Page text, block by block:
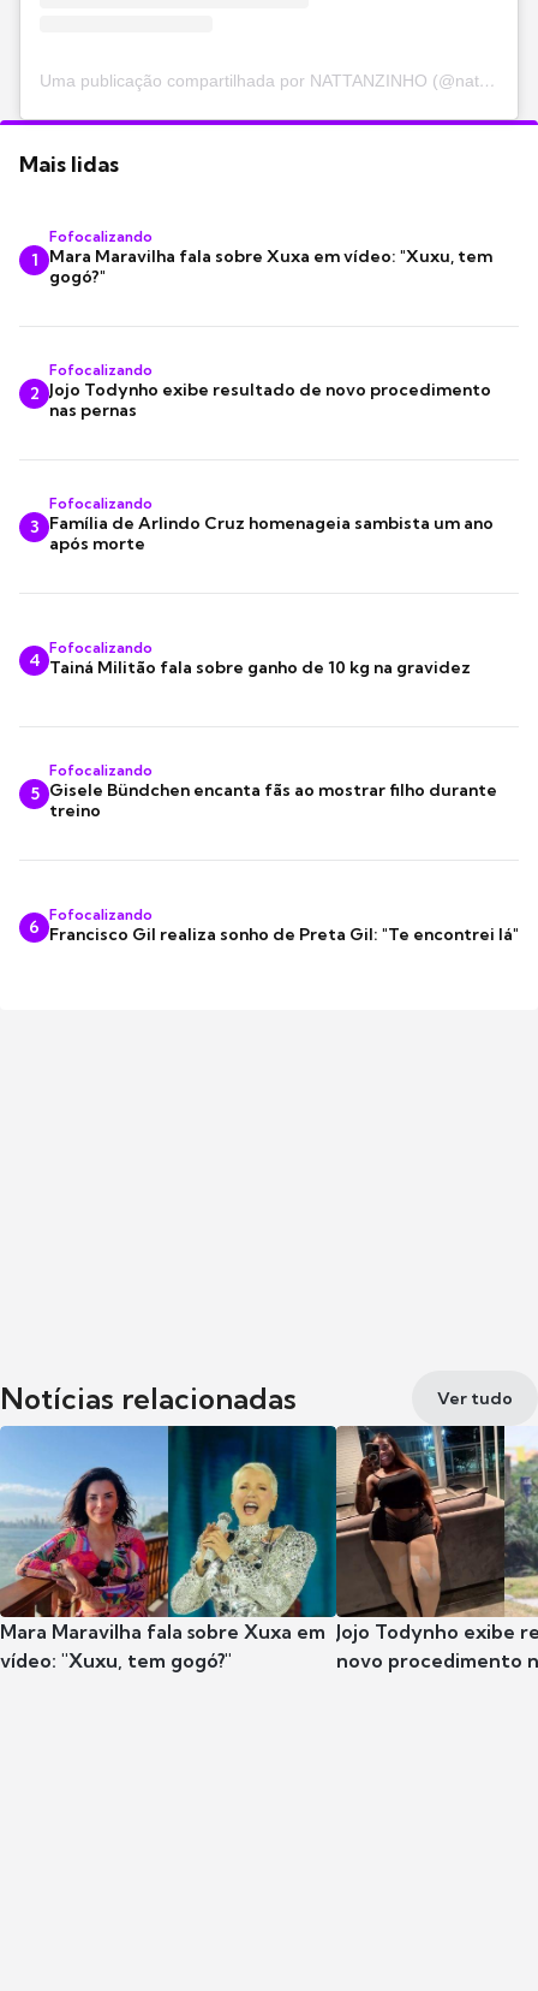
Uma publicação compartilhada por NATTANZINHO (@nattan)
Mais lidas
1
Fofocalizando
Mara Maravilha fala sobre Xuxa em vídeo: "Xuxu, tem
gogó?"
2
Fofocalizando
Jojo Todynho exibe resultado de novo procedimento
nas pernas
3
Fofocalizando
Família de Arlindo Cruz homenageia sambista um ano
após morte
4
Fofocalizando
Tainá Militão fala sobre ganho de 10 kg na gravidez
5
Fofocalizando
Gisele Bündchen encanta fãs ao mostrar filho durante
treino
6
Fofocalizando
Francisco Gil realiza sonho de Preta Gil: "Te encontrei lá"
Notícias relacionadas Ver tudo
Mara Maravilha fala sobre Xuxa em
vídeo: "Xuxu, tem gogó?"
Jojo Todynho exibe
novo procedimento